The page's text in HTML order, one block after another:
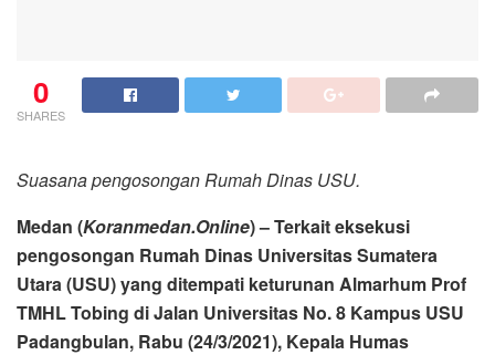
0
SHARES
Suasana pengosongan Rumah Dinas USU.
Medan (Koranmedan.Online) – Terkait eksekusi
pengosongan Rumah Dinas Universitas Sumatera
Utara (USU) yang ditempati keturunan Almarhum Prof
TMHL Tobing di Jalan Universitas No. 8 Kampus USU
Padangbulan, Rabu (24/3/2021), Kepala Humas